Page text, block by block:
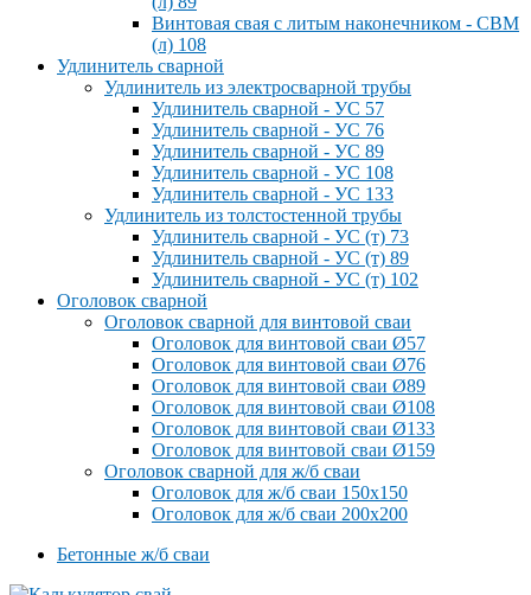
Винтовая свая с литым наконечником - СВМ
(л) 108
Удлинитель сварной
Удлинитель из электросварной трубы
Удлинитель сварной - УС 57
Удлинитель сварной - УС 76
Удлинитель сварной - УС 89
Удлинитель сварной - УС 108
Удлинитель сварной - УС 133
Удлинитель из толстостенной трубы
Удлинитель сварной - УС (т) 73
Удлинитель сварной - УС (т) 89
Удлинитель сварной - УС (т) 102
Оголовок сварной
Оголовок сварной для винтовой сваи
Оголовок для винтовой сваи Ø57
Оголовок для винтовой сваи Ø76
Оголовок для винтовой сваи Ø89
Оголовок для винтовой сваи Ø108
Оголовок для винтовой сваи Ø133
Оголовок для винтовой сваи Ø159
Оголовок сварной для ж/б сваи
Оголовок для ж/б сваи 150x150
Оголовок для ж/б сваи 200x200
Бетонные ж/б сваи